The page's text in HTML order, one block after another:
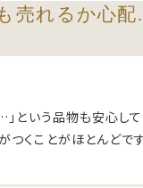
売れるか心
という品物も安心して
くことがほとんどです